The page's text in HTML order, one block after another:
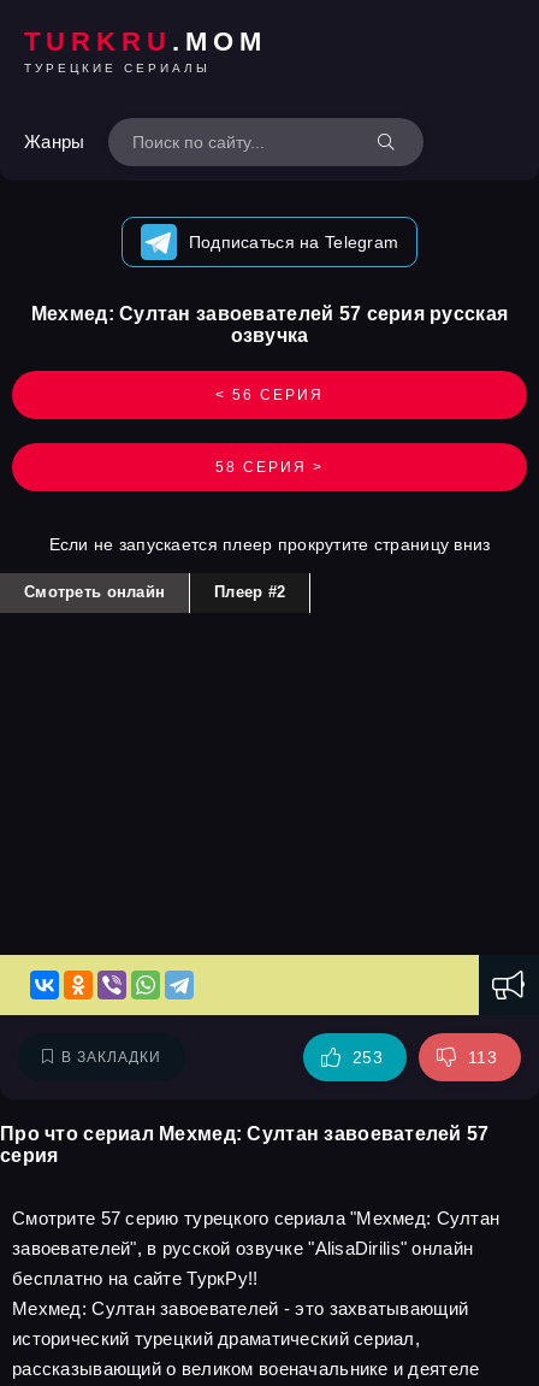
TURKRU .MOM
ТУРЕЦКИЕ СЕРИАЛЫ
Жанры
Подписаться на Telegram
< 56 СЕРИЯ
Мехмед: Султан завоевателей 57 серия русская
озвучка
58 СЕРИЯ >
Если не запускается плеер прокрутите страницу вниз
Смотреть онлайн Плеер #2
В ЗАКЛАДКИ 253 113
Про что сериал Мехмед: Султан завоевателей 57
серия
Смотрите 57 серию турецкого сериала "Мехмед: Султан
завоевателей", в русской озвучке "AlisaDirilis" онлайн
бесплатно на сайте ТуркРу!!
Мехмед: Султан завоевателей - это захватывающий
исторический турецкий драматический сериал,
рассказывающий о великом военачальнике и деятеле